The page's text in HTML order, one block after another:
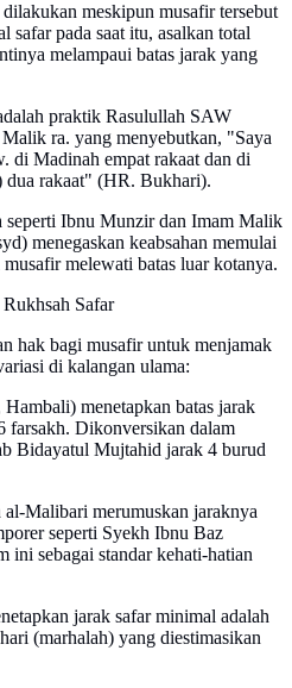
meskipun musafir tersebut
safar pada saat itu, asalkan total
melampaui batas jarak yang
praktik Rasulullah SAW
ra. yang menyebutkan, "Saya
di Madinah empat rakaat dan di
rakaat" (HR. Bukhari).
seperti Ibnu Munzir dan Imam Malik
menegaskan keabsahan memulai
musafir melewati batas luar kotanya.
Safar
hak bagi musafir untuk menjamak
di kalangan ulama:
menetapkan batas jarak
farsakh. Dikonversikan dalam
Bidayatul Mujtahid jarak 4 burud
Malibari merumuskan jaraknya
seperti Syekh Ibnu Baz
ini sebagai standar kehati-hatian
jarak safar minimal adalah
(marhalah) yang diestimasikan